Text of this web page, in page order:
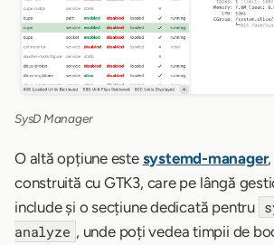
SysD Manager
O altă opțiune este systemd-manager
construită cu GTK3, care pe lângă
include și o secțiune dedicată pentru
analyze , unde poți vedea timpii de